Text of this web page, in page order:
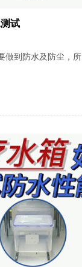
试
做到防水及防尘，所